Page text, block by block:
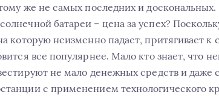
же не самых последних и доскональных.
батареи – цена за успех?
которую неизменно падает, притягивает к
все популярнее. Мало кто знает, что
не мало денежных средств и даже
с применением технологического